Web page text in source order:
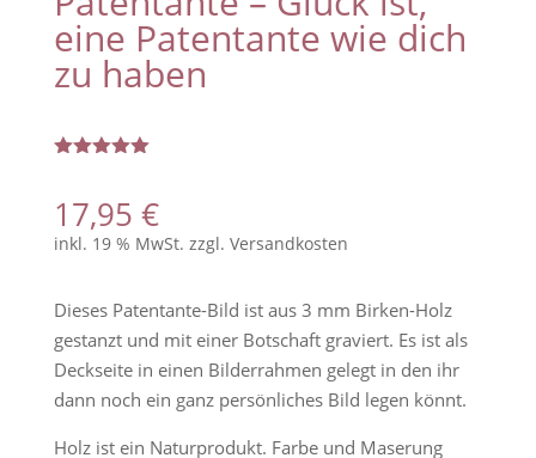
eine Patentante wie dich
zu haben
von 5,
basierend
auf
17,95 €
inkl. 19 % MwSt. zzgl. Versandkosten
Dieses Patentante-Bild ist aus 3 mm Birken-Holz
gestanzt und mit einer Botschaft graviert. Es ist als
Deckseite in einen Bilderrahmen gelegt in den ihr
dann noch ein ganz persönliches Bild legen könnt.
Holz ist ein Naturprodukt. Farbe und Maserung